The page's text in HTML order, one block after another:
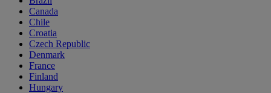
Canada
Chile
Croatia
Czech Republic
Denmark
France
Finland
Hungary